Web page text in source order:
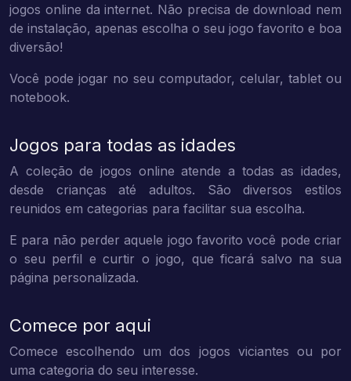
jogos online da internet. Não precisa de download nem
de instalação, apenas escolha o seu jogo favorito e boa
diversão!
Você pode jogar no seu computador, celular, tablet ou
notebook.
Jogos para todas as idades
A coleção de jogos online atende a todas as idades,
desde crianças até adultos. São diversos estilos
reunidos em categorias para facilitar sua escolha.
E para não perder aquele jogo favorito você pode criar
o seu perfil e curtir o jogo, que ficará salvo na sua
página personalizada.
Comece por aqui
Comece escolhendo um dos jogos viciantes ou por
uma categoria do seu interesse.